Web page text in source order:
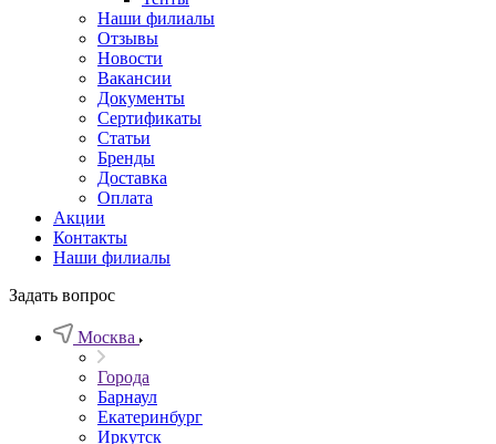
Наши филиалы
Отзывы
Новости
Вакансии
Документы
Cертификаты
Статьи
Бренды
Доставка
Оплата
Акции
Контакты
Наши филиалы
Задать вопрос
Москва
Города
Барнаул
Екатеринбург
Иркутск